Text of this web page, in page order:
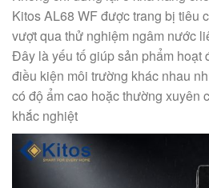
Kitos AL68 WF được trang bị tiêu
vượt qua thử nghiệm ngâm nước
Đây là yếu tố giúp sản phẩm hoạt
điều kiện môi trường khác nhau
có độ ẩm cao hoặc thường xuyên
khắc nghiệt